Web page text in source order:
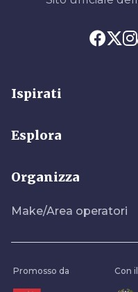
Ispirati
Esplora
Organizza
Make/Area operatori
Promosso da Con